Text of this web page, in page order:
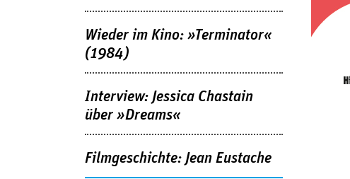
Wieder im Kino: »Terminator«
(1984)
Interview: Jessica Chastain
über »Dreams«
Filmgeschichte: Jean Eustache